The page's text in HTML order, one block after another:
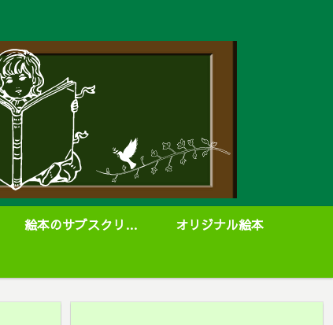
絵本のサブスクリプション オリジナル絵本